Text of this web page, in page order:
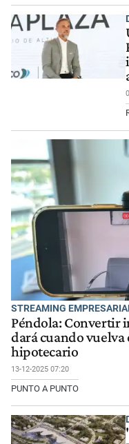
STREAMING
Péndola: Convertir
dará cuando
hipotecario
13-12-2025 07:20
PUNTO A PUNTO